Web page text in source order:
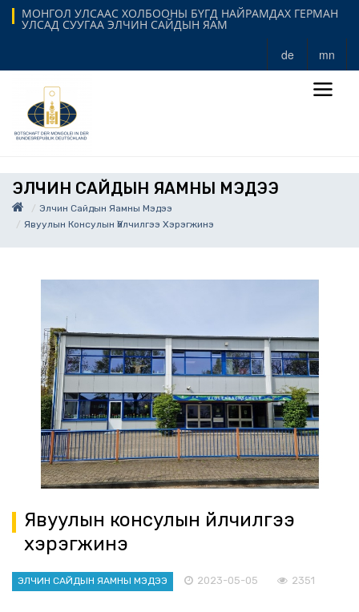
МОНГОЛ УЛСААС ХОЛБООНЫ БҮГД НАЙРАМДАХ ГЕРМАН
УЛСАД СУУГАА ЭЛЧИН САЙДЫН ЯАМ
de mn
ЭЛЧИН САЙДЫН ЯАМНЫ МЭДЭЭ
Элчин Сайдын Яамны Мэдээ
Явуулын Консулын Үйлчилгээ Хэрэгжинэ
Явуулын консулын үйлчилгээ
хэрэгжинэ
ЭЛЧИН САЙДЫН ЯАМНЫ МЭДЭЭ 2023-05-05 2351